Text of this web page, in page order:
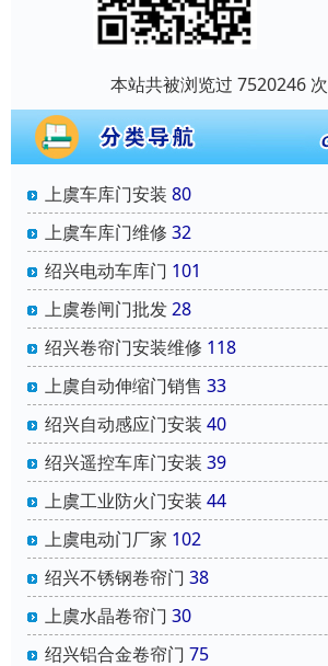
本站共被浏览过 7520246 次
上虞车库门安装 80
上虞车库门维修 32
绍兴电动车库门 101
上虞卷闸门批发28
绍兴卷帘门安装维修 118
上虞自动伸缩门销售 33
绍兴自动感应门安装 40
绍兴遥控车库门安装 39
上虞工业防火门安装 44
上虞电动门厂家 102
绍兴不锈钢卷帘门 38
上虞水晶卷帘门 30
绍兴铝合金卷帘门 75